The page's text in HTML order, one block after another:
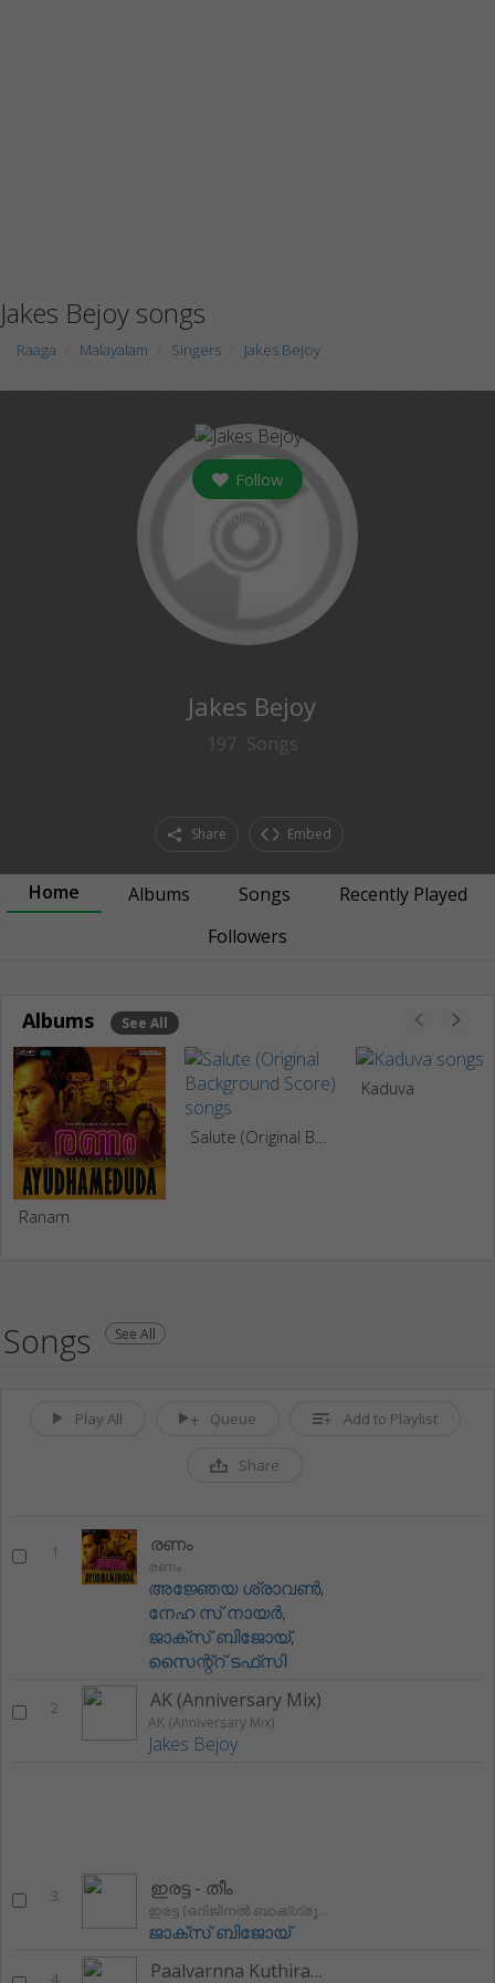
Jakes Bejoy songs
Raaga Malayalam Singers Jakes Bejoy
Follow
Jakes Bejoy
197 Songs
Share Embed
Home Albums Songs
Recently Played
Followers
Albums See All
Ranam
Kaduva
Songs See All
Play All Queue Add to Playlist
Share
1 രണം
രണം
അജ്ഞേയ ശ്രാവൺ,
നേഹ സ് നായർ,
ജാക്സ് ബിജോയ്,
സൈന്റ്റ് ടഫ്‌സി
2 AK (Anniversary Mix)
AK (Anniversary Mix)
Jakes Bejoy
3 ഇരട്ട - തീം
ഇരട്ട (ഒറിജിനൽ ബാക്ക്ഗ്രൂന്ദ് സ്കോർ)
ജാക്സ് ബിജോയ്
4 Paalvarnna Kuthiramel